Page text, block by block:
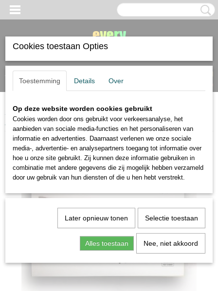
Inloggen Registreren
(0)
Home>papier>SM LT Art>SMLT Bristol postkaarten 10,5x15cm 308
gram, 20 kaarten
Cookies toestaan Opties
Toestemming Details Over
Op deze website worden cookies gebruikt
Cookies worden door ons gebruikt voor verkeersanalyse, het
aanbieden van sociale media-functies en het personaliseren van
informatie en advertenties. Daarnaast verlenen we onze sociale
media-, advertentie- en analysepartners toegang tot informatie over
hoe u onze site gebruikt. Zij kunnen deze informatie gebruiken in
combinatie met andere gegevens die zij mogelijk hebben verzameld
door uw gebruik van hun diensten of die u hen hebt verstrekt.
Later opnieuw tonen Selectie toestaan
Alles toestaan Nee, niet akkoord